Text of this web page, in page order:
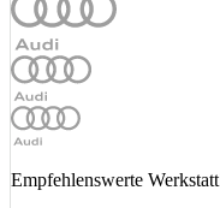
Empfehlenswerte